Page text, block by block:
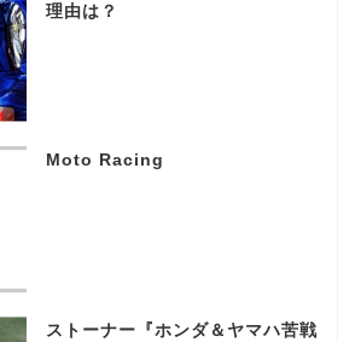
理由は？
Moto Racing
ストーナー『ホンダ＆ヤマハ苦戦